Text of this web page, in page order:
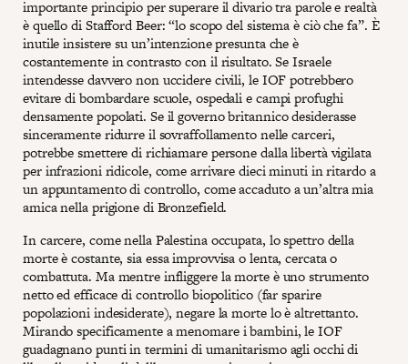
importante principio per superare il divario tra parole e realtà
è quello di Stafford Beer: “lo scopo del sistema è ciò che fa”. È
inutile insistere su un’intenzione presunta che è
costantemente in contrasto con il risultato. Se Israele
intendesse davvero non uccidere civili, le IOF potrebbero
evitare di bombardare scuole, ospedali e campi profughi
densamente popolati. Se il governo britannico desiderasse
sinceramente ridurre il sovraffollamento nelle carceri,
potrebbe smettere di richiamare persone dalla libertà vigilata
per infrazioni ridicole, come arrivare dieci minuti in ritardo a
un appuntamento di controllo, come accaduto a un’altra mia
amica nella prigione di Bronzefield.
In carcere, come nella Palestina occupata, lo spettro della
morte è costante, sia essa improvvisa o lenta, cercata o
combattuta. Ma mentre infliggere la morte è uno strumento
netto ed efficace di controllo biopolitico (far sparire
popolazioni indesiderate), negare la morte lo è altrettanto.
Mirando specificamente a menomare i bambini, le IOF
guadagnano punti in termini di umanitarismo agli occhi di